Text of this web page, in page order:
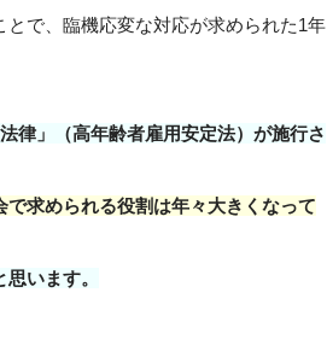
で、臨機応変な対応が求められた1年
律」（高年齢者雇用安定法）が施行さ
で求められる役割は年々大きくなって
います。